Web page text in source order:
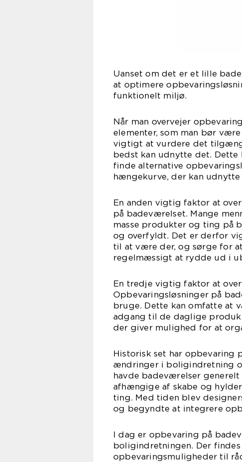
Uanset om det er et lille
at optimere
funktionelt miljø.
Når man overvejer
elementer, som man bør
vigtigt at vurdere det
bedst kan udnytte det.
finde alternative
hængekurve, der kan
En anden vigtig faktor at
på badeværelset. Mange
masse produkter og ting på
og overfyldt. Det er derfor
til at være der, og sørge for
regelmæssigt at rydde ud i
En tredje vigtig faktor at
Opbevaringsløsninger på
bruge. Dette kan omfatte at
adgang til de daglige
der giver mulighed for at
Historisk set har opbevaring
ændringer i boligindretning
havde badeværelser
afhængige af skabe og
ting. Med tiden blev
og begyndte at integrere
I dag er opbevaring på
boligindretningen. Der
opbevaringsmuligheder til